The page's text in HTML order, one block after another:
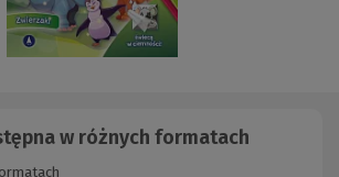
w różnych formatach